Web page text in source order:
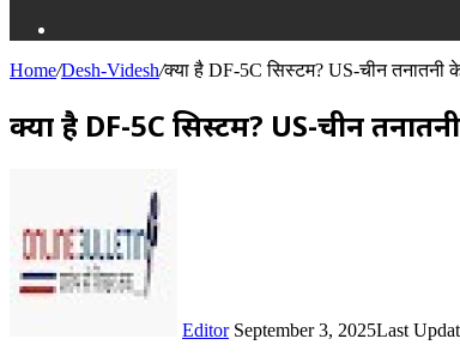
Home/Desh-Videsh/क्या है DF-5C सिस्टम? US-चीन तनातनी
क्या है DF-5C सिस्टम? US-चीन
Editor September 3, 2025Last